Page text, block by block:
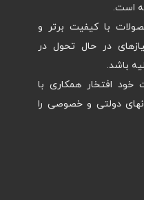
است.
با کیفیت برتر و
در حال تحول در
باشد.
افتخار همکاری با
دولتی و خصوصی را